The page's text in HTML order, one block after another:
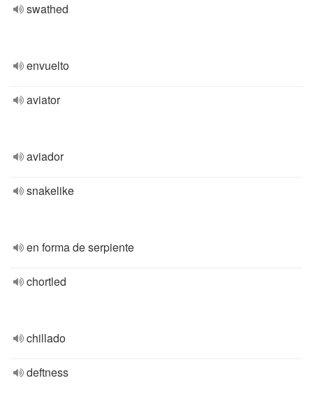
swathed
envuelto
aviator
aviador
snakelike
en forma de serpiente
chortled
chillado
deftness